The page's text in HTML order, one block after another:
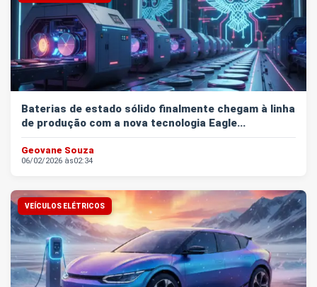
Baterias de estado sólido finalmente chegam à linha
de produção com a nova tecnologia Eagle...
Geovane Souza
06/02/2026 às02:34
VEÍCULOS ELÉTRICOS